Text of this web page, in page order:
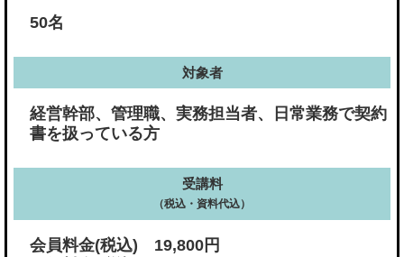
50名
対象者
経営幹部、管理職、実務担当者、日常業務で契約
書を扱っている方
受講料
（税込・資料代込）
会員料金(税込) 19,800円